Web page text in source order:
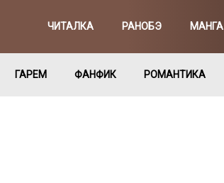
ЧИТАЛКА РАНОБЭ МАНГА
ГАРЕМ ФАНФИК РОМАНТИКА